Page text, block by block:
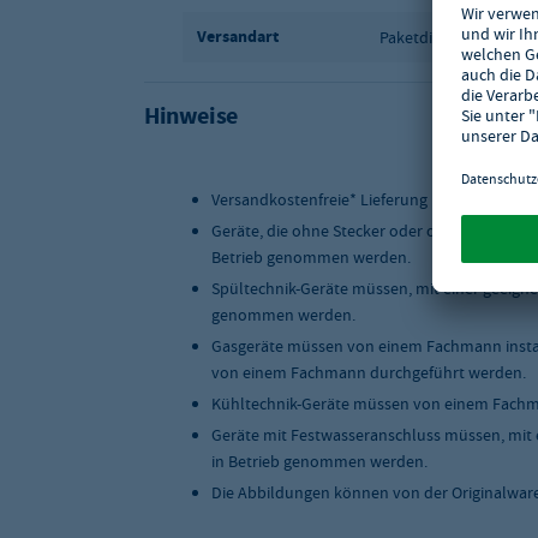
Versandart Paketdienst
Hinweise
Versandkostenfreie* Lieferung innerhalb
Geräte, die ohne Stecker oder ohne
Betrieb genommen werden.
Spültechnik-Geräte müssen, mit einer
genommen werden.
Gasgeräte müssen von einem Fachmann
von einem Fachmann durchgeführt werden.
Kühltechnik-Geräte müssen von einem
Geräte mit Festwasseranschluss müssen,
in Betrieb genommen werden.
Die Abbildungen können von der